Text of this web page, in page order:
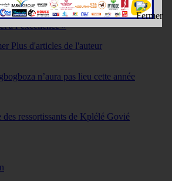
Gnassingbé invite élèves et
à l’excellence »
Plus d'articles de l'auteur
n’aura pas lieu cette année
ressortissants de Kplélé Govié